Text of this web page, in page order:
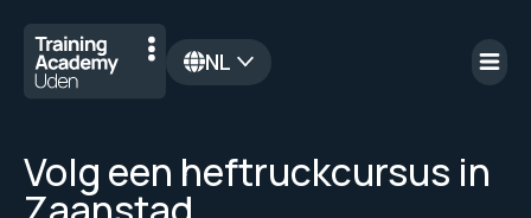
NL
Volg een heftruckcursus in